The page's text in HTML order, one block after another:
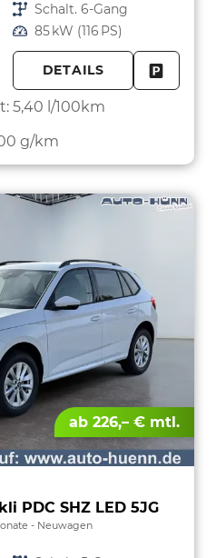
Getriebe Schalt. 6-Gang
Leistung 85 kW (116 PS)
DETAILS
5,40 l/100km
g/km
ab 226,– € mtl.
PDC SHZ LED 5JG
Neuwagen